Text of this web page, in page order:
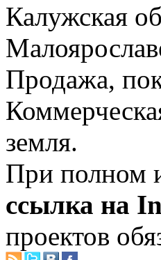
Калужская
Продажа,
земля.
При полном
ссылка на
проектов